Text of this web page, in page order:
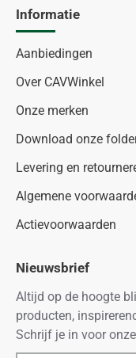
Informatie
Aanbiedingen
Over CAVWinkel
Onze merken
Download onze
Levering en
Algemene
Actievoorwaarden
Nieuwsbrief
Altijd op de hoogte
producten,
Schrijf je in voor